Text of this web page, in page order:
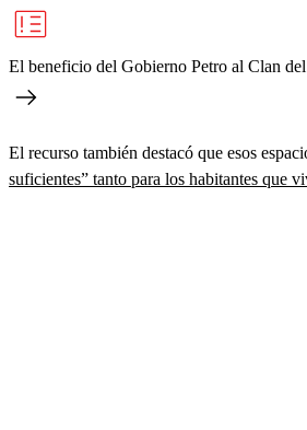
El beneficio del Gobierno Petro al Clan
El recurso también destacó que esos
suficientes” tanto para los habitantes que